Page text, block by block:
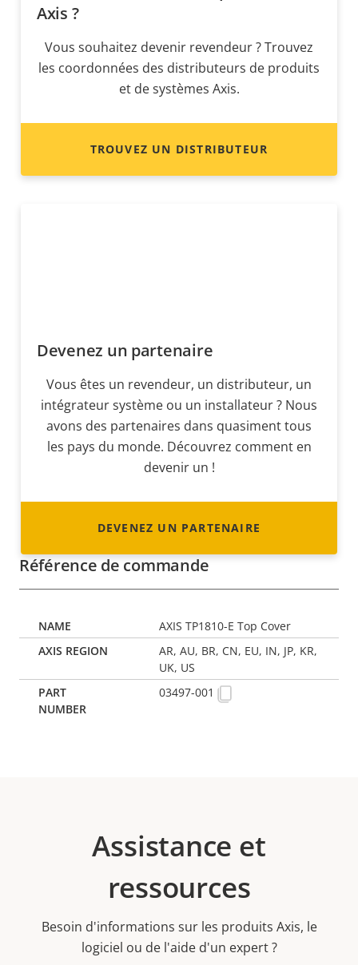
Axis ?
Vous souhaitez devenir revendeur ? Trouvez
les coordonnées des distributeurs de produits
et de systèmes Axis.
TROUVEZ UN DISTRIBUTEUR
Devenez un partenaire
Vous êtes un revendeur, un distributeur, un
intégrateur système ou un installateur ? Nous
avons des partenaires dans quasiment tous
les pays du monde. Découvrez comment en
devenir un !
DEVENEZ UN PARTENAIRE
Référence de commande
AXIS TP1810-E Top Cover
AR, AU, BR, CN, EU, IN, JP, KR,
UK, US
03497-001
Assistance et
ressources
Besoin d'informations sur les produits Axis, le
logiciel ou de l'aide d'un expert ?